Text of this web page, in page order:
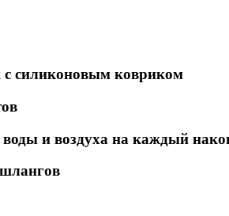
с силиконовым ковриком
воды и воздуха на каждый